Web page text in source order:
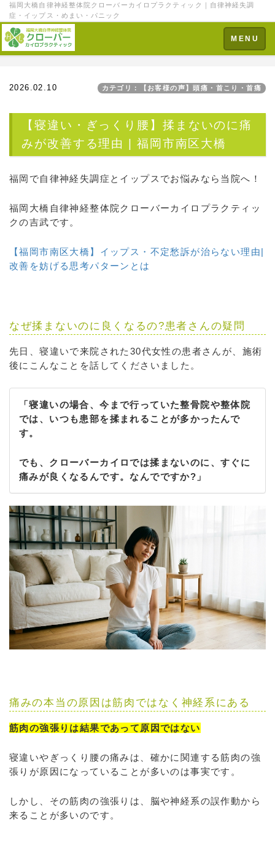
福岡大橋自律神経整体院クローバーカイロプラクティック｜自律神経失調
症・イップス・めまい・パニック
Toggle
navigation
MENU
2026.02.10 カテゴリ：【お客様の声】頭痛・首こり・首痛
【寝違い・ぎっくり腰】揉まないのに痛
みが改善する理由 | 福岡市南区大橋
福岡で自律神経失調症とイップスでお悩みなら当院へ！
福岡大橋自律神経整体院クローバーカイロプラクティッ
クの吉武です。
【福岡市南区大橋】イップス・不定愁訴が治らない理由|
改善を妨げる思考パターンとは
なぜ揉まないのに良くなるの?患者さんの疑問
先日、寝違いで来院された30代女性の患者さんが、施術
後にこんなことを話してくださいました。
「寝違いの場合、今まで行っていた整骨院や整体院
では、いつも患部を揉まれることが多かったんで
す。
でも、クローバーカイロでは揉まないのに、すぐに
痛みが良くなるんです。なんでですか?」
痛みの本当の原因は筋肉ではなく神経系にある
筋肉の強張りは結果であって原因ではない
寝違いやぎっくり腰の痛みは、確かに関連する筋肉の強
張りが原因になっていることが多いのは事実です。
しかし、その筋肉の強張りは、脳や神経系の誤作動から
来ることが多いのです。